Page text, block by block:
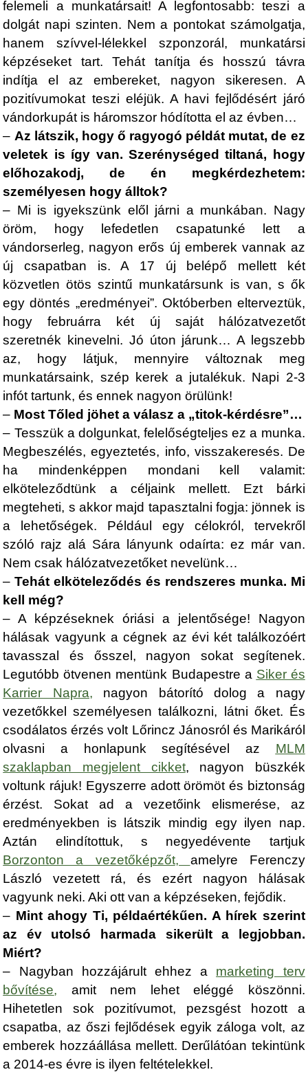
felemeli a munkatársait! A legfontosabb: teszi a
dolgát napi szinten. Nem a pontokat számolgatja,
hanem szívvel-lélekkel szponzorál, munkatársi
képzéseket tart. Tehát tanítja és hosszú távra
indítja el az embereket, nagyon sikeresen. A
pozitívumokat teszi eléjük. A havi fejlődésért járó
vándorkupát is háromszor hódította el az évben…
– Az látszik, hogy ő ragyogó példát mutat, de ez
veletek is így van. Szerénységed tiltaná, hogy
előhozakodj, de én megkérdezhetem:
személyesen hogy álltok?
– Mi is igyekszünk elől járni a munkában. Nagy
öröm, hogy lefedetlen csapatunké lett a
vándorserleg, nagyon erős új emberek vannak az
új csapatban is. A 17 új belépő mellett két
közvetlen ötös szintű munkatársunk is van, s ők
egy döntés „eredményei”. Októberben elterveztük,
hogy februárra két új saját hálózatvezetőt
szeretnék kinevelni. Jó úton járunk… A legszebb
az, hogy látjuk, mennyire változnak meg
munkatársaink, szép kerek a jutalékuk. Napi 2-3
infót tartunk, és ennek nagyon örülünk!
– Most Tőled jöhet a válasz a „titok-kérdésre”…
– Tesszük a dolgunkat, felelőségteljes ez a munka.
Megbeszélés, egyeztetés, info, visszakeresés. De
ha mindenképpen mondani kell valamit:
elköteleződtünk a céljaink mellett. Ezt bárki
megteheti, s akkor majd tapasztalni fogja: jönnek is
a lehetőségek. Például egy célokról, tervekről
szóló rajz alá Sára lányunk odaírta: ez már van.
Nem csak hálózatvezetőket nevelünk…
–Tehát elköteleződés és rendszeres munka. Mi
kell még?
– A képzéseknek óriási a jelentősége! Nagyon
hálásak vagyunk a cégnek az évi két találkozóért
tavasszal és ősszel, nagyon sokat segítenek.
Legutóbb ötvenen mentünk Budapestre a Siker és
Karrier Napra, nagyon bátorító dolog a nagy
vezetőkkel személyesen találkozni, látni őket. És
csodálatos érzés volt Lőrincz Jánosról és Marikáról
olvasni a honlapunk segítésével az MLM
szaklapban megjelent cikket, nagyon büszkék
voltunk rájuk! Egyszerre adott örömöt és biztonság
érzést. Sokat ad a vezetőink elismerése, az
eredményekben is látszik mindig egy ilyen nap.
Aztán elindítottuk, s negyedévente tartjuk
Borzonton a vezetőképzőt, amelyre Ferenczy
László vezetett rá, és ezért nagyon hálásak
vagyunk neki. Aki ott van a képzéseken, fejődik.
– Mint ahogy Ti, példaértékűen. A hírek szerint
az év utolsó harmada sikerült a legjobban.
Miért?
– Nagyban hozzájárult ehhez a marketing terv
bővítése, amit nem lehet eléggé köszönni.
Hihetetlen sok pozitívumot, pezsgést hozott a
csapatba, az őszi fejlődések egyik záloga volt, az
emberek hozzáállása mellett. Derűlátóan tekintünk
a 2014-es évre is ilyen feltételekkel.